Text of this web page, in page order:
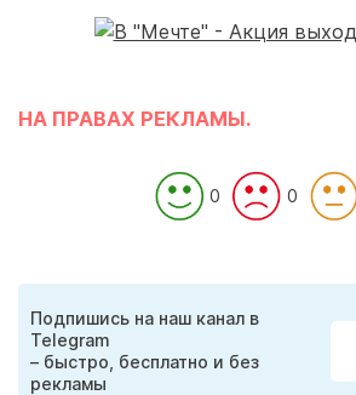
НА ПРАВАХ РЕКЛАМЫ.
0 0
Подпишись на наш канал в
Telegram
– быстро, бесплатно и без
рекламы